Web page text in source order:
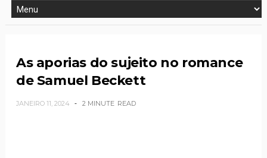
As aporias do sujeito no romance
de Samuel Beckett
JANEIRO 11, 2024 2 MINUTE READ